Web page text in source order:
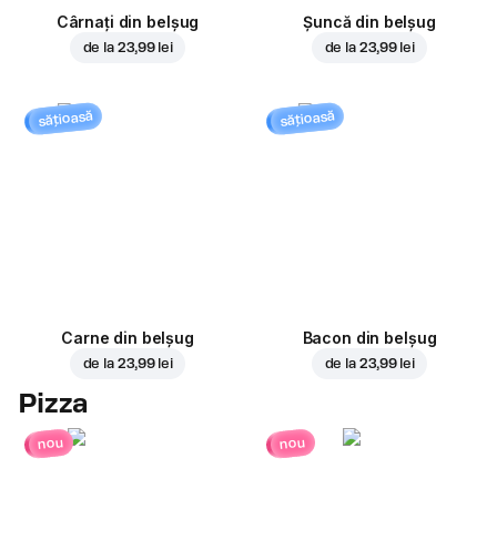
Cârnați din belșug
de la 23,99 lei
Șuncă din belșug
de la 23,99 lei
sățioasă
Carne din belșug
de la 23,99 lei
sățioasă
Bacon din belșug
de la 23,99 lei
Pizza
nou nou